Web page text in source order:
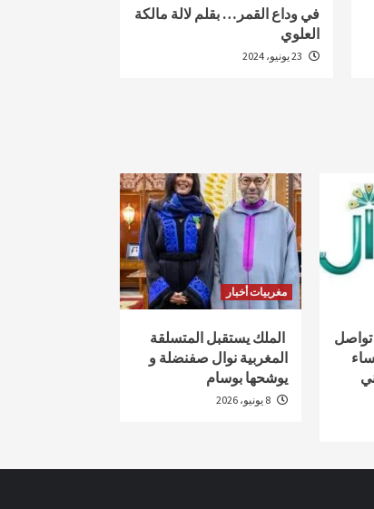
في وداع القمر… بقلم لالة مالكة
العلوي
تواصل
مغربيات أخبار
الملك يستقبل المتسلقة
المغربية نوال صفنضلة و
يوشحها بوسام